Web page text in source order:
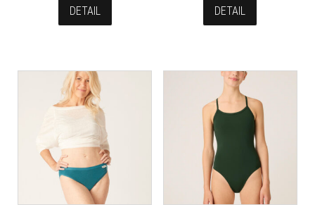
DETAIL DETAIL